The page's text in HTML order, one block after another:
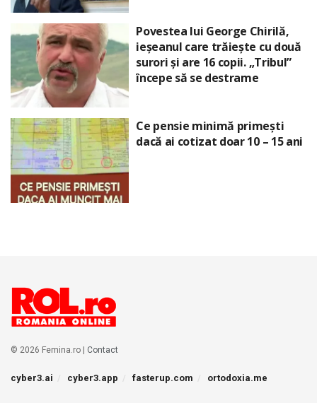
Povestea lui George Chirilă,
ieșeanul care trăiește cu două
surori și are 16 copii. „Tribul”
începe să se destrame
Ce pensie minimă primești
dacă ai cotizat doar 10 – 15 ani
© 2026 Femina.ro | Contact
cyber3.ai cyber3.app fasterup.com ortodoxia.me